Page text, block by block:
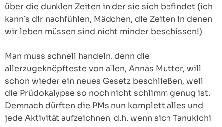
über die dunklen Zeiten in der sie sich befindet (ich
kann’s dir nachfühlen, Mädchen, die Zeiten in denen
wir leben müssen sind nicht minder beschissen!)
Man muss schnell handeln, denn die
allerzugeknöpfteste von allen, Annas Mutter, will
schon wieder ein neues Gesetz beschließen, weil
die Prüdokalypse so noch nicht schlimm genug ist.
Demnach dürften die PMs nun komplett alles und
jede Aktivität aufzeichnen, d.h. wenn sich Tanukichi